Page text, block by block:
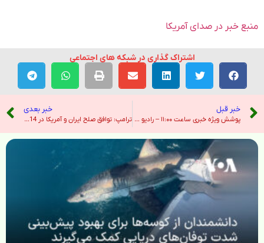
منبع خبر در صدای آمریکا
اشتراک گذاری در شبکه های اجتماعی
خبر قبل
پوشش ویژه خبری ساعت ۱۱:۰۰ – رادیو فردا
خبر بعدی
ترامپ: توافق صلح ایران و آمریکا در 14 ژوئن امضا می شود، هرمز فورا باز می شود – هندوستان امروز